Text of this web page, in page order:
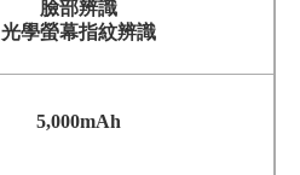
臉部辨識
光學螢幕指紋辨識
5,000mAh